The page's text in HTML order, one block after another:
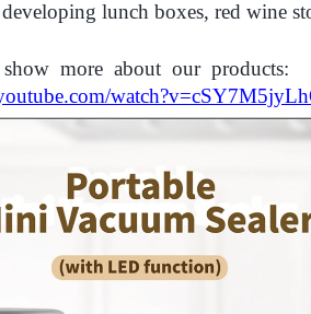
lunch boxes, red wine
show more about ourproducts: